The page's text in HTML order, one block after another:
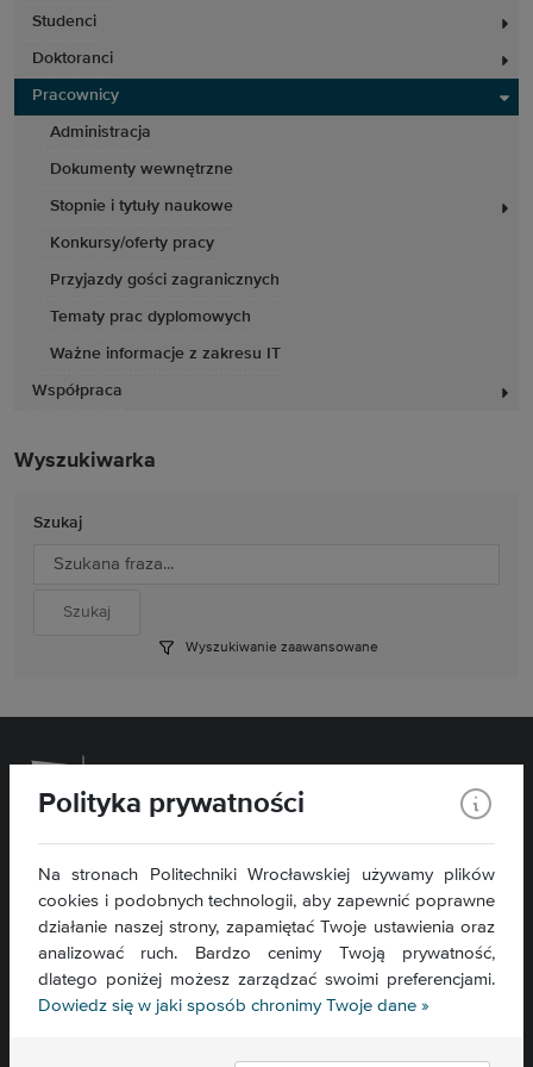
Studenci
Doktoranci
Pracownicy
Administracja
Dokumenty wewnętrzne
Stopnie i tytuły naukowe
Konkursy/oferty pracy
Przyjazdy gości zagranicznych
Tematy prac dyplomowych
Ważne informacje z zakresu IT
Współpraca
Wyszukiwarka
Szukaj
Wyszukiwanie zaawansowane
Wydział Chemiczny
ul. C. K. Norwida 4/6
50-373 Wrocław
Kontakt »
Mapa serwisu »
Deklaracja dostępności »
Polityka prywatności
Na stronach Politechniki Wrocławskiej używamy plików
cookies i podobnych technologii, aby zapewnić poprawne
działanie naszej strony, zapamiętać Twoje ustawienia oraz
analizować ruch. Bardzo cenimy Twoją prywatność,
dlatego poniżej możesz zarządzać swoimi preferencjami.
Dowiedz się w jaki sposób chronimy Twoje dane »